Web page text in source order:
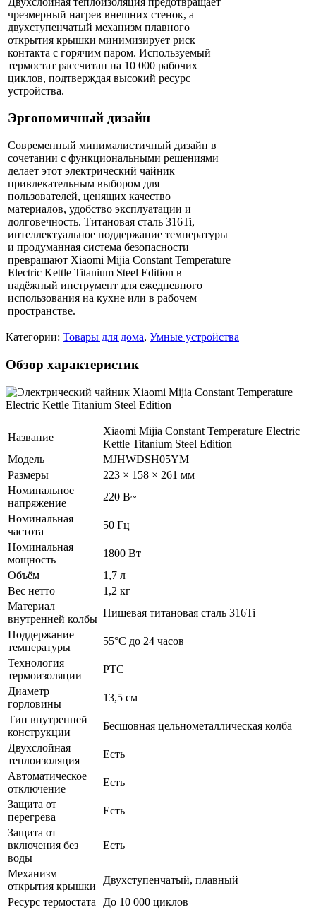
чрезмерный нагрев внешних стенок, а
двухступенчатый механизм плавного
открытия крышки минимизирует риск
контакта с горячим паром. Используемый
термостат рассчитан на 10 000 рабочих
циклов, подтверждая высокий ресурс
устройства.
Эргономичный дизайн
Современный минималистичный дизайн в
сочетании с функциональными решениями
делает этот электрический чайник
привлекательным выбором для
пользователей, ценящих качество
материалов, удобство эксплуатации и
долговечность. Титановая сталь 316Ti,
интеллектуальное поддержание температуры
и продуманная система безопасности
превращают Xiaomi Mijia Constant Temperature
Electric Kettle Titanium Steel Edition в
надёжный инструмент для ежедневного
использования на кухне или в рабочем
пространстве.
Категории: Товары для дома, Умные устройства
Обзор характеристик
Название
Xiaomi Mijia Constant Temperature Electric
Kettle Titanium Steel Edition
Модель
MJHWDSH05YM
Размеры
223 × 158 × 261 мм
Номинальное
напряжение
220 В~
Номинальная
частота
50 Гц
Номинальная
мощность
1800 Вт
Объём
1,7 л
Вес нетто
1,2 кг
Материал
внутренней колбы
Пищевая титановая сталь 316Ti
Поддержание
температуры
55°C до 24 часов
Технология
термоизоляции
PTC
Диаметр
горловины
13,5 см
Тип внутренней
конструкции
Бесшовная цельнометаллическая колба
Двухслойная
теплоизоляция
Есть
Автоматическое
отключение
Есть
Защита от
перегрева
Есть
Защита от
включения без
воды
Есть
Механизм
открытия крышки
Двухступенчатый, плавный
Ресурс термостата
До 10 000 циклов